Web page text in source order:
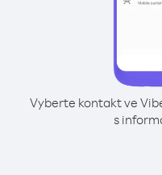
Vyberte kontakt ve
s